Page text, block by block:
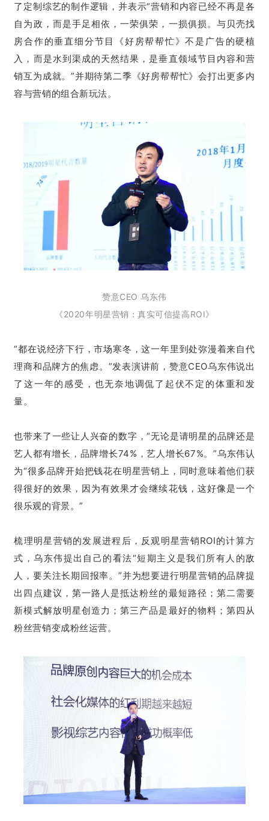
了定制综艺的制作逻辑，并表示“营销和内容已经不再是各
自为政，而是手足相依，一荣俱荣，一损俱损。与贝壳找
房合作的垂直细分节目《好房帮帮忙》不是广告的硬植
入，而是水到渠成的天然结果，是垂直领域节目内容和营
销互为成就。”并期待第二季《好房帮帮忙》会打出更多内
容与营销的组合新玩法。
赞意CEO 乌东伟
《2020年明星营销：真实可信提高ROI》
“都在说经济下行，市场寒冬，这一年里到处弥漫着来自代
理商和品牌方的焦虑。”发表演讲前，赞意CEO乌东伟说出
了这一年的感受，也无奈地调侃了起伏不定的体重和发
量。
也带来了一些让人兴奋的数字，“无论是请明星的品牌还是
艺人都有增长，品牌增长74%，艺人增长67%。”乌东伟认
为“很多品牌开始把钱花在明星营销上，同时意味着他们获
得很好的效果，因为有效果才会继续花钱，这好像是一个
很乐观的背景。”
梳理明星营销的发展进程后，反观明星营销ROI的计算方
式，乌东伟提出自己的看法“短期主义是我们所有人的敌
人，要关注长期回报率。”并为想要进行明星营销的品牌提
出四点建议，第一路人是抵达粉丝的最短路径；第二需要
新模式解放明星创造力；第三产品是最好的物料；第四从
粉丝营销变成粉丝运营。